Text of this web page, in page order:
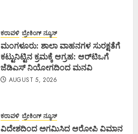
ಕರಾವಳಿ ಬ್ರೇಕಿಂಗ್ ನ್ಯೂಸ್
ಮಂಗಳೂರು: ಶಾಲಾ ವಾಹನಗಳ ಸುರಕ್ಷತೆಗೆ
ಕಟ್ಟುನಿಟ್ಟಿನ ಕ್ರಮಕ್ಕೆ ಆಗ್ರಹ: ಆರ್‌ಟಿಒಗೆ
ಜೆಡಿಎಸ್ ನಿಯೋಗದಿಂದ ಮನವಿ
AUGUST 5, 2026
ಕರಾವಳಿ ಬ್ರೇಕಿಂಗ್ ನ್ಯೂಸ್
ವಿದೇಶದಿಂದ ಅಗಮಿಸಿದ ಆರೋಪಿ ವಿಮಾನ